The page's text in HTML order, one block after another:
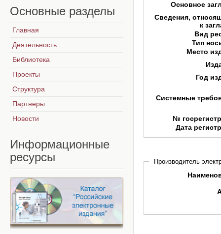
Основное
Сведения,
к
Вид
Тип
Место
Год
Системные
№
Дата
Производитель
Основные разделы
Главная
Деятельность
Библиотека
Проекты
Структура
Партнеры
Новости
Информационные
ресурсы